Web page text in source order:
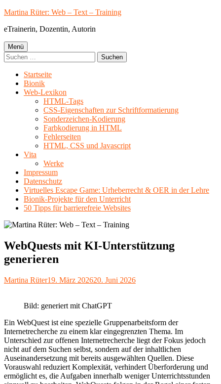
Springe
Inhalt
Martina Rüter: Web – Text – Training
eTrainerin, Dozentin, Autorin
Primäres
Menü
Menü
Suchen
nach:
Startseite
Bionik
Web-Lexikon
HTML-Tags
CSS-Eigenschaften zur Schriftformatierung
Sonderzeichen-Kodierung
Farbkodierung in HTML
Fehlerseiten
HTML, CSS und Javascript
Vita
Werke
Impressum
Datenschutz
Virtuelles Escape Game: Urheberrecht & OER in der Lehre
Bionik-Projekte für den Unterricht
50 Tipps für barrierefreie Websites
WebQuests mit KI-Unterstützung
generieren
Autor
Martina RüterVeröffentlicht
19. März 202620. Juni 2026
Bild: generiert mit ChatGPT
Ein WebQuest ist eine spezielle Gruppenarbeitsform der
Internetrecherche zu einem klar eingegrenzten Thema. Im
Unterschied zur offenen Internetrecherche liegt der Fokus jedoch
nicht auf dem Suchen selbst, sondern auf der inhaltlichen
Auseinandersetzung mit bereits ausgewählten Quellen. Diese
Vorauswahl reduziert Komplexität, verhindert Überforderung und
ermöglicht es, die Aufgaben innerhalb weniger Unterrichtsstunden